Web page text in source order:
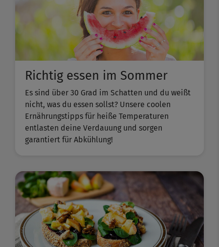
Richtig essen im Sommer
Es sind über 30 Grad im Schatten und du weißt
nicht, was du essen sollst? Unsere coolen
Ernährungstipps für heiße Temperaturen
entlasten deine Verdauung und sorgen
garantiert für Abkühlung!